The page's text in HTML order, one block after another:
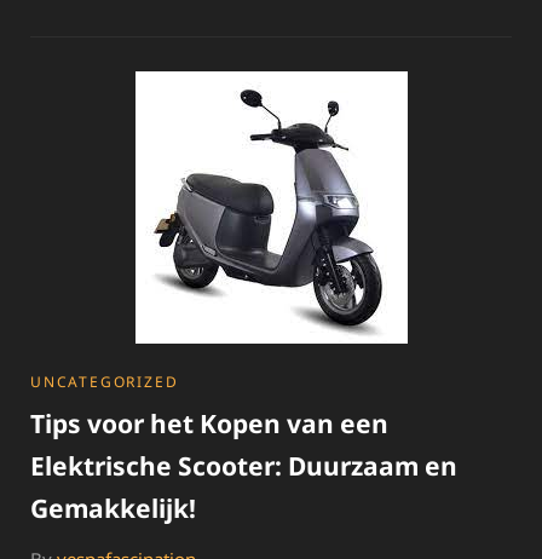
VOOR
JOUW
GELIEFDE
MOTORFIETS
CATEGORIES
UNCATEGORIZED
Tips voor het Kopen van een
Elektrische Scooter: Duurzaam en
Gemakkelijk!